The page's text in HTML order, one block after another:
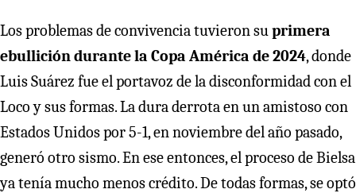
Los problemas de convivencia tuvieron suprimera
ebullición durante la Copa América de 2024, donde
Luis Suárez fue el portavoz de la disconformidad con el
Loco y sus formas. La dura derrota en un amistoso con
Estados Unidos por 5-1, en noviembre del año pasado,
generó otro sismo. En ese entonces, el proceso de Bielsa
ya tenía mucho menos crédito. De todas formas, se optó